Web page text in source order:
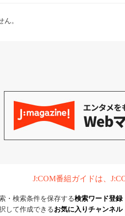
。
J:COM番組ガイドは、
・検索条件を保存する検索ワード登録
して作成できる お気に入りチャンネル